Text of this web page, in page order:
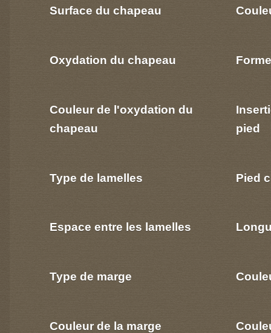
Surface du chapeau
Oxydation du chapeau
Couleur de l'oxydation du
chapeau
Type de lamelles
Espace entre les lamelles
Type de marge
Couleur de la marge
pied
Pied